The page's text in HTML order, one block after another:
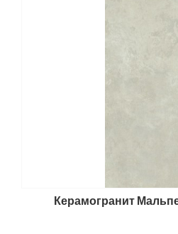
Керамогранит